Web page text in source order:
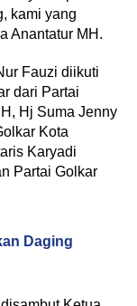
kami yang
Anantatur MH.
Fauzi diikuti
dari Partai
Hj Suma Jenny
Kota
Karyadi
Partai Golkar
Daging